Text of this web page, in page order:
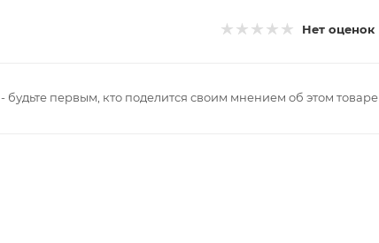
Нет оценок
первым, кто поделится своим мнением об этом товаре